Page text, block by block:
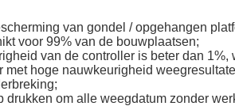
van gondel / opgehangen
voor 99% van de bouwplaatsen;
van de controller is beter dan
hoge nauwkeurigheid
om alle weegdatum zonder